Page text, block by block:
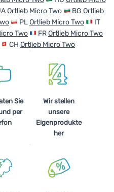
Ortlieb Micro Two BG Ortlieb
PLOrtlieb Micro Two
IT
Two FROrtlieb Micro Two
CH Ortlieb Micro Two
Sie
per
Wir stellen
unsere
Eigenprodukte
her